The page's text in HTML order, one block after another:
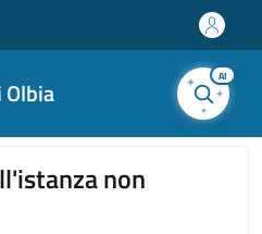
Olbia
AI
non